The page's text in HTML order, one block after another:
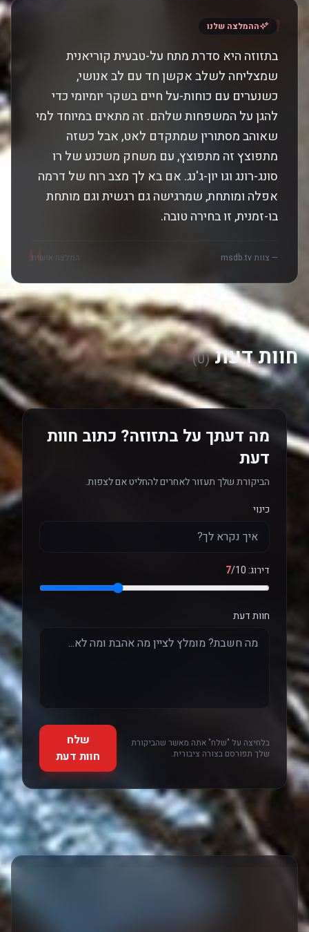
"
"
ההמלצה שלנו
בתזוזה היא סדרת מתח על-טבעית קוריאנית
שמצליחה לשלב אקשן חד עם לב אנושי,
כשנערים עם כוחות-על חיים בשקר יומיומי כדי
להגן על המשפחות שלהם. זה מתאים במיוחד למי
שאוהב מסתורין שמתקדם לאט, אבל כשזה
מתפוצץ זה מתפוצץ, עם משחק משכנע של רו
סונג-רונג וגו יון-ג'נג. אם בא לך מצב רוח של דרמה
אפלה ומותחת, שמרגישה גם רגשית וגם מותחת
בו-זמנית, זו בחירה טובה.
— צוות msdb.tv המלצה אישית
חוות דעת(0)
מה דעתך על בתזוזה? כתוב חוות
דעת
הביקורת שלך תעזור לאחרים להחליט אם לצפות.
כינוי
דירוג: 7/10
חוות דעת
בלחיצה על "שלח" אתה מאשר שהביקורת
שלך תפורסם בצורה ציבורית.
שלח
חוות דעת